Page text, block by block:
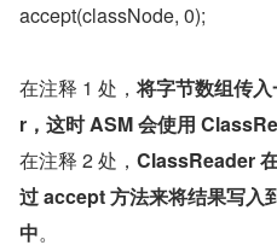
accept(classNode, 0);
在注释 1 处，将字节数组传
r，这时 ASM 会使用
在注释 2 处， ClassReader
过 accept 方法来将结果写入
中。